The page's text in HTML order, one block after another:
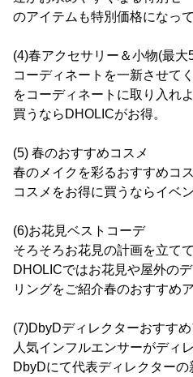
のアイテムも特別価格になっ
(4)春アクセサリー＆小物(最大
コーディネートを一新させて
をコーディネートに取り入れ
買うならDHOLICがお得。
(5) 春のおすすめコスメ
春のメイクを彩るおすすめコ
コスメをお得に買うならイベ
(6)お花見ベストコーデ
そろそろお花見の計画を立て
DHOLICではお花見や屋外の
リングをご紹介春のおすすめ
(7)DbyDディレクターおすす
人気インフルエンサーがディ
DbyDにて代表ディレクター